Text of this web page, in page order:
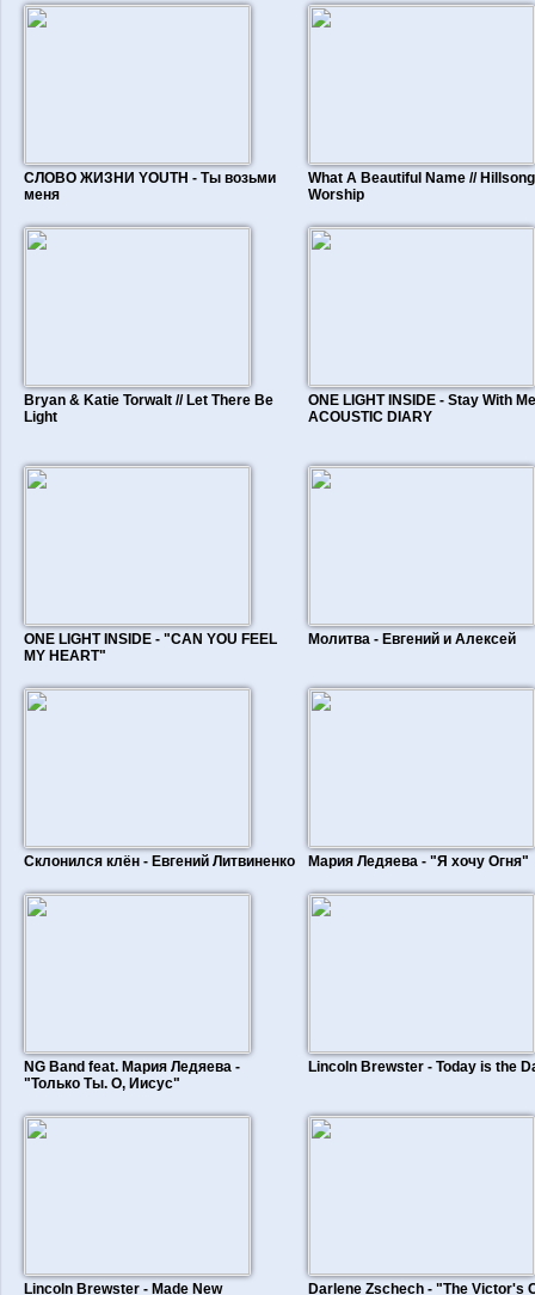
СЛОВО ЖИЗНИ YOUTH - Ты возьми
меня
What A Beautiful Name // Hillsong
Worship
Bryan & Katie Torwalt // Let There Be
Light
ONE LIGHT INSIDE - Stay With
ACOUSTIC DIARY
ONE LIGHT INSIDE - "CAN YOU FEEL
MY HEART"
Молитва - Евгений и Алексей
Склонился клён - Евгений Литвиненко Мария Ледяева - "Я хочу Огня"
NG Band feat. Мария Ледяева -
"Только Ты. О, Иисус"
Lincoln Brewster - Today is the
Lincoln Brewster - Made New Darlene Zschech - "The Victor's